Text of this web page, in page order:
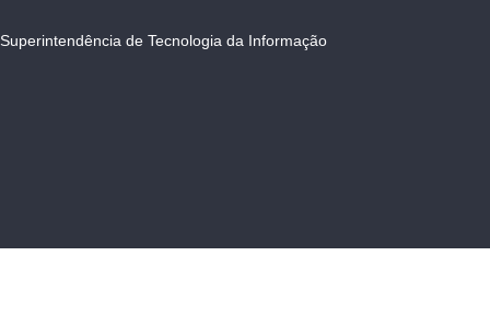
Superintendência de Tecnologia da Informação